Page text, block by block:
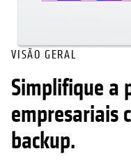
VISÃO GERAL
Simplifique a
empresariais
backup.